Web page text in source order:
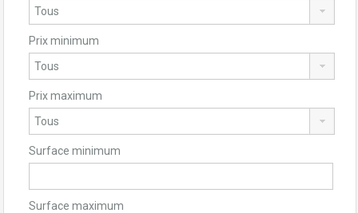
Prix minimum
Prix maximum
Surface minimum
Surface maximum